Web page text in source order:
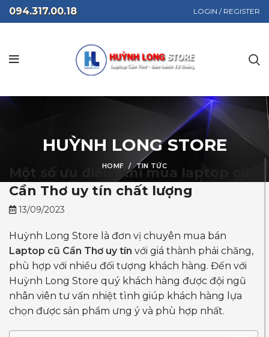
094.317.00.18 LOGIN / REGISTER
HUỲNH LONG STORE
HOME TIN TỨC
Một số ưu điểm khi mua laptop cũ
Cần Thơ uy tín chất lượng
13/09/2023
Huỳnh Long Store là đơn vị chuyên mua bán
Laptop cũ Cần Thơ uy tín với giá thành phải chăng,
phù hợp với nhiều đối tượng khách hàng. Đến với
Huỳnh Long Store quý khách hàng được đội ngũ
nhân viên tư vấn nhiệt tình giúp khách hàng lựa
chọn được sản phẩm ưng ý và phù hợp nhất.